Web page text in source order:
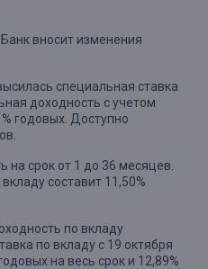
вносит изменения
специальная ставка
доходность с учетом
годовых. Доступно
на срок от 1 до 36 месяцев.
составит 11,50%
по вкладу
по вкладу с 19 октября
на весь срок и 12,89%